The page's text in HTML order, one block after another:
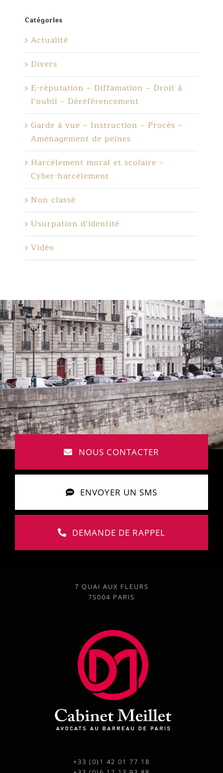
Catégories
Actualité
Divers
E-réputation – Diffamation – Droit à
l’oubli – Déréférencement
Garde à vue – Instruction – Procès –
Aménagement de peines
Harcèlement moral et scolaire –
Cyber-harcèlement
Non classé
Usurpation d’identité
Vidéo
NOUS CONTACTER
ENVOYER UN SMS
DEMANDE DE RAPPEL
7 QUAI AUX FLEURS
75004 PARIS
+33 (0)1 42 01 77 18